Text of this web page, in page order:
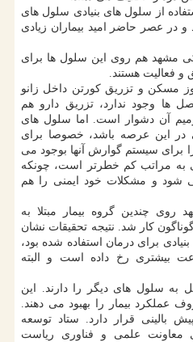
از سلول های بنیادی سلول های
و در عصر حاضر امید بیماران زیادی
مشهد هم روی این سلول ها برای
و فعالیت هستند.
مسکن و تزریق کورتن داخل زانو
ها وجود ندارد، تزریق دارو هم
آن دشوار است. اما سلول های
در این عرصه باشد، خصوصا برای
برای سیستم گوارش آنها بوجود می
به مراتب کم خطرتر است، چونکه
و مشکلات خود ایمنی را هم
روی چندین گروه بیمار مبتلا به
کار شد. نتیجه تحقیقات نشان
برای درمان استفاده شده بود،
بیشتری رخ داده است و البته
به سلول های دیگر را دارند. این
عملکرد بیمار را بهبود می دهند.
بالینی قرار دارد. ستاد توسعه
معاونت علمی و فناوری ریاست